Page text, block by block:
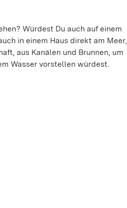
Würdest Du auch auf einem
in einem Haus direkt am Meer,
aus Kanälen und Brunnen, um
Wasser vorstellen würdest.